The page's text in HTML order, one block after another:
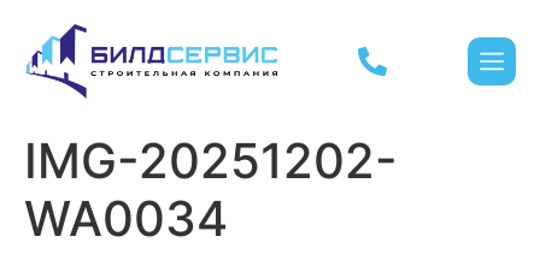
IMG-20251202-
WA0034